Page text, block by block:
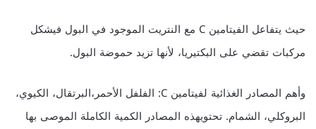
حيث يتفاعل الفيتامين C مع النتريت الموجود في البول فيشكل
مركبات تقضي على البكتيريا، لأنها تزيد حموضة البول.
وأهم المصادر الغذائية لفيتامين C: الفلفل الأحمر،البرتقال، الكيوي،
البروكلي، الشمام. تحتويهذه المصادر الكمية الكاملة الموصى بها